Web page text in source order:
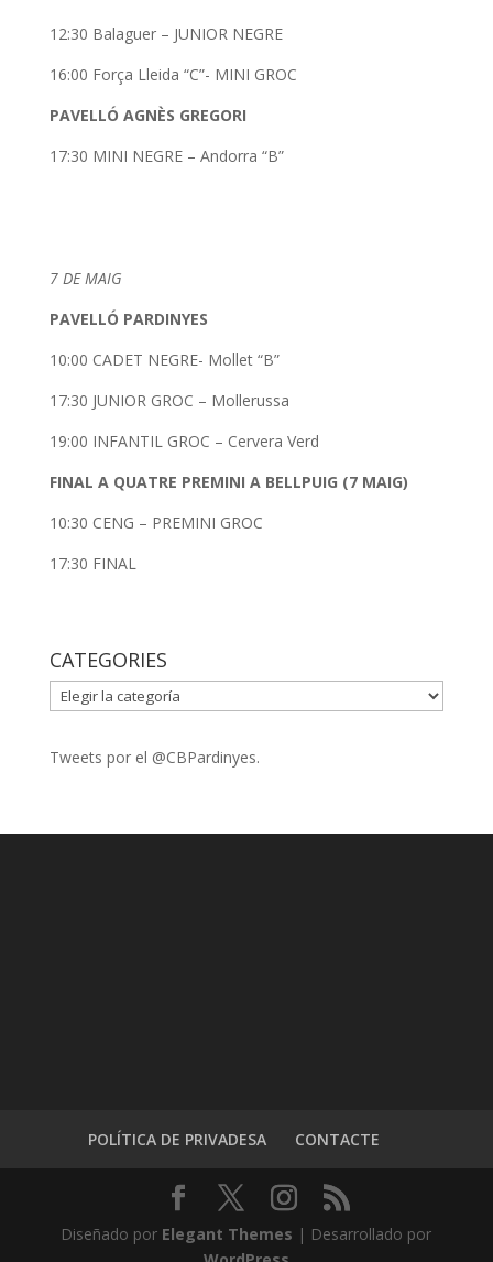
12:30 Balaguer – JUNIOR NEGRE
16:00 Força Lleida “C”- MINI GROC
PAVELLÓ AGNÈS GREGORI
17:30 MINI NEGRE – Andorra “B”
7 DE MAIG
PAVELLÓ PARDINYES
10:00 CADET NEGRE- Mollet “B”
17:30 JUNIOR GROC – Mollerussa
19:00 INFANTIL GROC – Cervera Verd
FINAL A QUATRE PREMINI A BELLPUIG (7 MAIG)
10:30 CENG – PREMINI GROC
17:30 FINAL
CATEGORIES
CATEGORIES
Tweets por el @CBPardinyes.
POLÍTICA DE PRIVADESA CONTACTE
Diseñado por Elegant Themes | Desarrollado por